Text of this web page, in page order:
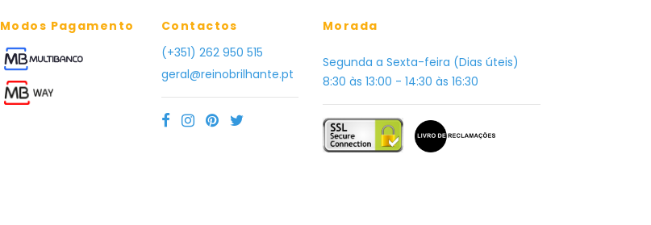
Modos Pagamento
Contactos
(+351) 262 950 515
geral@reinobrilhante.pt
Morada
Segunda a Sexta-feira (Dias úteis)
8:30 às 13:00 - 14:30 às 16:30